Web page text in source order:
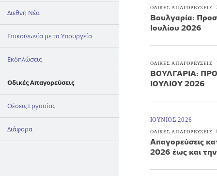
Διεθνή Νέα
Επικοινωνία με τα Υπουργεία
Εκδηλώσεις
Οδικές Απαγορεύσεις
Θέσεις Εργασίας
Διάφορα
ΟΔΙΚΕΣ ΑΠΑΓΟΡΕΥΣΕΙΣ
Βουλγαρία:
Ιουλίου 2026
ΟΔΙΚΕΣ ΑΠΑΓΟΡΕΥΣΕΙΣ
ΒΟΥΛΓΑΡΙΑ:
ΙΟΥΛΙΟΥ 2026
ΙΟΥΝΙΟΣ 2026
ΟΔΙΚΕΣ ΑΠΑΓΟΡΕΥΣΕΙΣ
Απαγορεύσεις
2026 έως και